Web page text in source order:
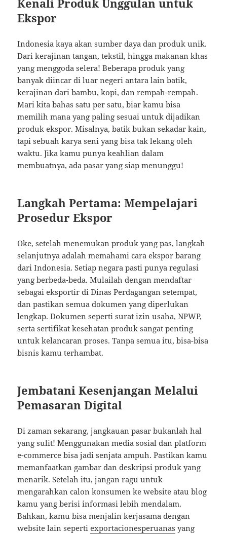
Kenali Produk Unggulan untuk
Ekspor
Indonesia kaya akan sumber daya dan produk unik.
Dari kerajinan tangan, tekstil, hingga makanan khas
yang menggoda selera! Beberapa produk yang
banyak diincar di luar negeri antara lain batik,
kerajinan dari bambu, kopi, dan rempah-rempah.
Mari kita bahas satu per satu, biar kamu bisa
memilih mana yang paling sesuai untuk dijadikan
produk ekspor. Misalnya, batik bukan sekadar kain,
tapi sebuah karya seni yang bisa tak lekang oleh
waktu. Jika kamu punya keahlian dalam
membuatnya, ada pasar yang siap menunggu!
Langkah Pertama: Mempelajari
Prosedur Ekspor
Oke, setelah menemukan produk yang pas, langkah
selanjutnya adalah memahami cara ekspor barang
dari Indonesia. Setiap negara pasti punya regulasi
yang berbeda-beda. Mulailah dengan mendaftar
sebagai eksportir di Dinas Perdagangan setempat,
dan pastikan semua dokumen yang diperlukan
lengkap. Dokumen seperti surat izin usaha, NPWP,
serta sertifikat kesehatan produk sangat penting
untuk kelancaran proses. Tanpa semua itu, bisa-bisa
bisnis kamu terhambat.
Jembatani Kesenjangan Melalui
Pemasaran Digital
Di zaman sekarang, jangkauan pasar bukanlah hal
yang sulit! Menggunakan media sosial dan platform
e-commerce bisa jadi senjata ampuh. Pastikan kamu
memanfaatkan gambar dan deskripsi produk yang
menarik. Setelah itu, jangan ragu untuk
mengarahkan calon konsumen ke website atau blog
kamu yang berisi informasi lebih mendalam.
Bahkan, kamu bisa menjalin kerjasama dengan
website lain sepertiexportacionesperuanas yang